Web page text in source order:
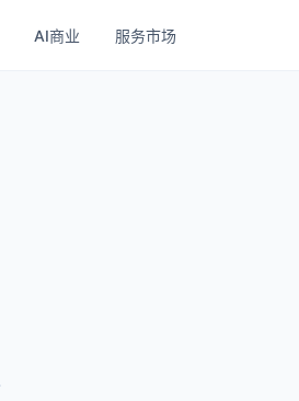
AI商业 服务市场